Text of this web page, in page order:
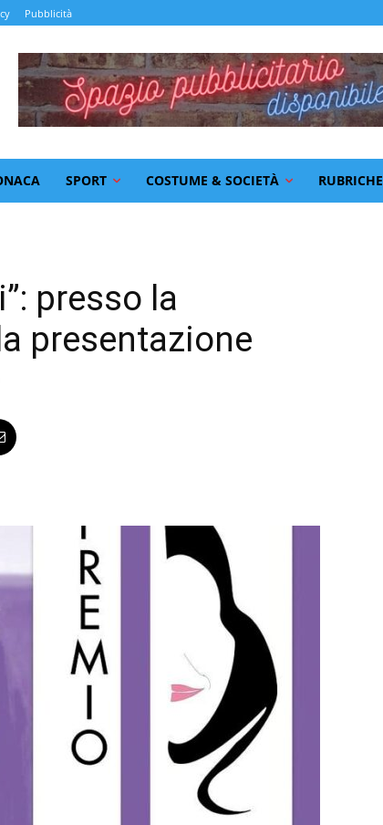
Pubblicità
SPORT COSTUME & SOCIETÀ RUBRICHE
presso la
presentazione